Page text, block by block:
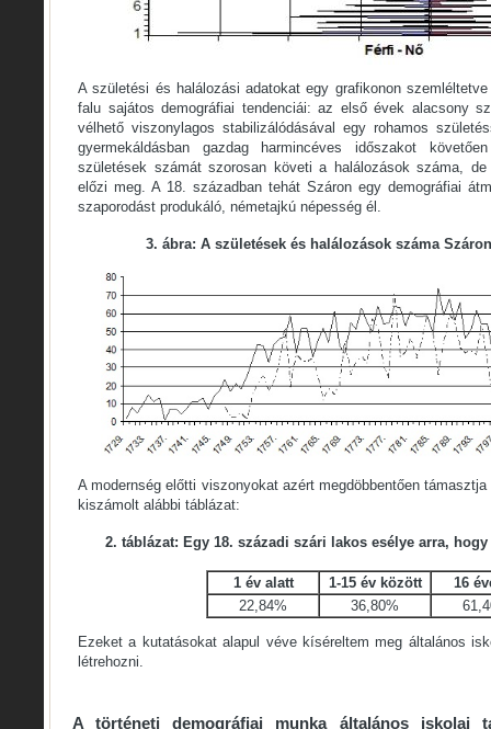
A születési és halálozási adatokat egy grafikonon
falu sajátos demográfiai tendenciái: az első évek alacsony
vélhető viszonylagos stabilizálódásával egy rohamos
gyermekáldásban gazdag harmincéves időszakot
születések számát szorosan követi a halálozások száma,
előzi meg. A 18. században tehát Száron egy demográfiai
szaporodást produkáló, németajkú népesség él.
3. ábra: A születések és halálozások száma
A modernség előtti viszonyokat azért megdöbbentően
kiszámolt alábbi táblázat:
2. táblázat: Egy 18. századi szári lakos esélye arra,
1 év alatt 1-15 év között
16
22,84%
36,80%
Ezeket a kutatásokat alapul véve kíséreltem meg általános
létrehozni.
A történeti demográfiai munka általános iskolai